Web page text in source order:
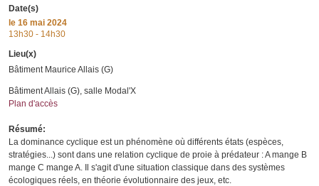
Date(s)
le 16 mai 2024
13h30 - 14h30
Lieu(x)
Bâtiment Maurice Allais (G)
Bâtiment Allais (G), salle Modal'X
Plan d'accès
Résumé:
La dominance cyclique est un phénomène où différents états (espèces,
stratégies...) sont dans une relation cyclique de proie à prédateur : A mange B
mange C mange A. Il s'agit d'une situation classique dans des systèmes
écologiques réels, en théorie évolutionnaire des jeux, etc.